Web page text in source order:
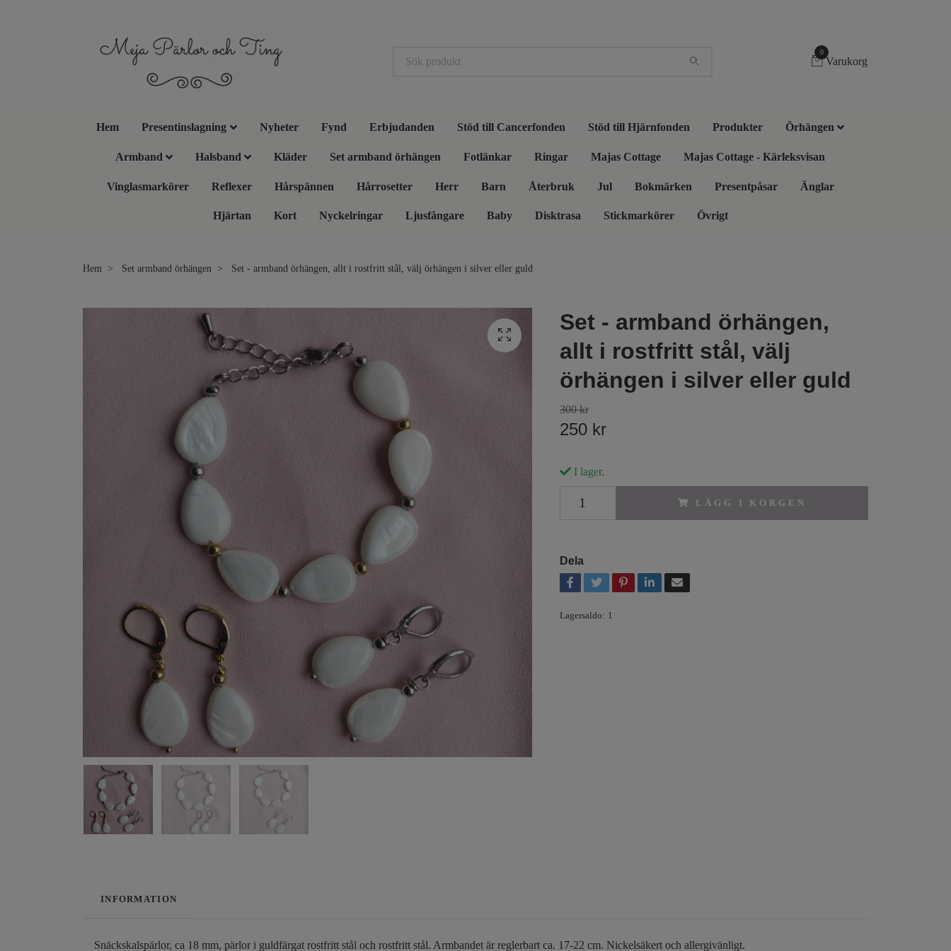
0
Varukorg
Hem Presentinslagning Nyheter Fynd Erbjudanden Stöd till Cancerfonden Stöd till Hjärnfonden Produkter Örhängen
Armband Halsband Kläder Set armband örhängen Fotlänkar Ringar Majas Cottage Majas Cottage - Kärleksvisan
Vinglasmarkörer Reflexer Hårspännen Hårrosetter Herr Barn Återbruk Jul Bokmärken Presentpåsar Änglar
Hjärtan Kort Nyckelringar Ljusfångare Baby Disktrasa Stickmarkörer Övrigt
Hem Set armband örhängen Set - armband örhängen, allt i rostfritt stål, välj örhängen i silver eller guld
Set - armband örhängen,
allt i rostfritt stål, välj
örhängen i silver eller guld
300 kr
250 kr
I lager.
LÄGG I KORGEN
Dela
Lagersaldo: 1
INFORMATION
Snäckskalspärlor, ca 18 mm, pärlor i guldfärgat rostfritt stål och rostfritt stål. Armbandet är reglerbart ca. 17-22 cm. Nickelsäkert och allergivänligt.